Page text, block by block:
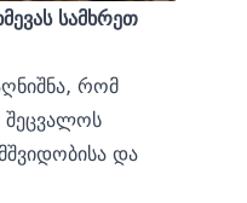
სამხრეთ
რომ
შეცვალოს
და